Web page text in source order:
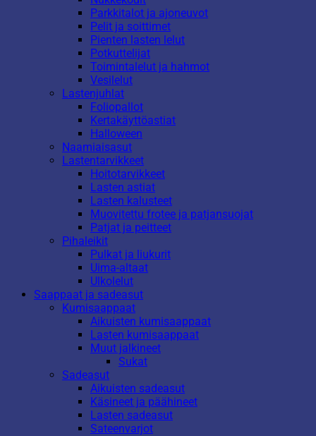
Parkkitalot ja ajoneuvot
Pelit ja soittimet
Pienten lasten lelut
Potkuttelijat
Toimintalelut ja hahmot
Vesilelut
Lastenjuhlat
Foliopallot
Kertakäyttöastiat
Halloween
Naamiaisasut
Lastentarvikkeet
Hoitotarvikkeet
Lasten astiat
Lasten kalusteet
Muovitettu frotee ja patjansuojat
Patjat ja peitteet
Pihaleikit
Pulkat ja liukurit
Uima-altaat
Ulkolelut
Saappaat ja sadeasut
Kumisaappaat
Aikuisten kumisaappaat
Lasten kumisaappaat
Muut jalkineet
Sukat
Sadeasut
Aikuisten sadeasut
Käsineet ja päähineet
Lasten sadeasut
Sateenvarjot